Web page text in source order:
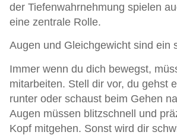
der Tiefenwahrnehmung spielen
eine zentrale Rolle.
Augen und Gleichgewicht sind ein
Immer wenn du dich bewegst,
mitarbeiten. Stell dir vor, du gehst
runter oder schaust beim Gehen
Augen müssen blitzschnell und
Kopf mitgehen. Sonst wird dir